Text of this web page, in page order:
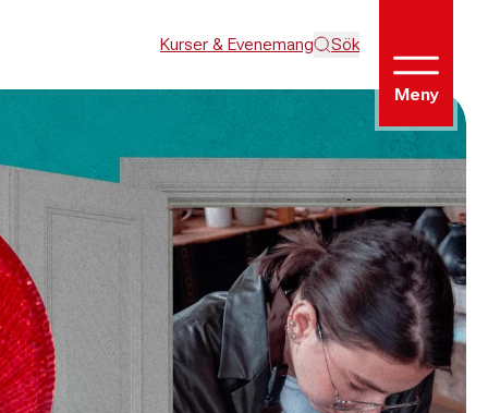
Kurser & Evenemang Sök
Meny